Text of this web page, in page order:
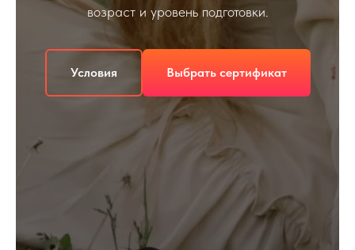
возраст и уровень подготовки.
Условия Выбрать сертификат